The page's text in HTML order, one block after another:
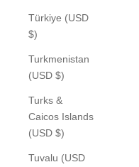
Türkiye (USD
$)
Turkmenistan
(USD $)
Turks &
Caicos Islands
(USD $)
Tuvalu (USD